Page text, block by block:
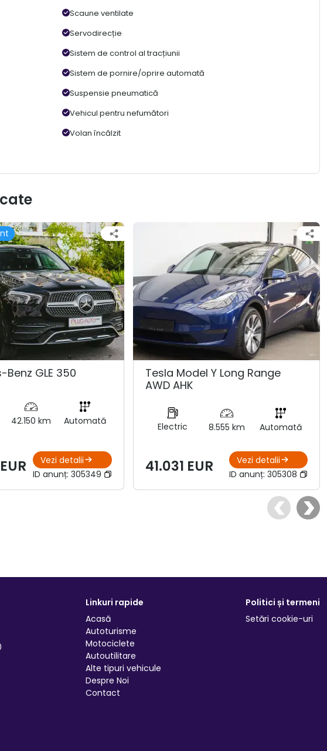
Scaune ventilate
Servodirecție
Sistem de control al tracțiunii
Sistem de pornire/oprire automată
Suspensie pneumatică
Vehicul pentru nefumători
Volan încălzit
GLE 350
42.150 km Automată
Vezi detalii
ID anunț:305349
Tesla Model Y Long Range
AWD AHK
Electric 8.555 km Automată
41.031 EUR
Vezi detalii
ID anunț: 305308
Linkuri rapide
Acasă
Autoturisme
Motociclete
Autoutilitare
Alte tipuri vehicule
Despre Noi
Contact
Politici și termeni
Setări cookie-uri